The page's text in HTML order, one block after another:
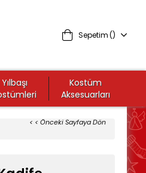
Sepetim
Yılbaşı
Kostüm
Aksesuarları
< < Önceki Sayfaya Dön